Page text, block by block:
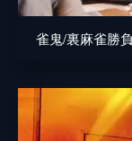
雀鬼/裏麻雀勝